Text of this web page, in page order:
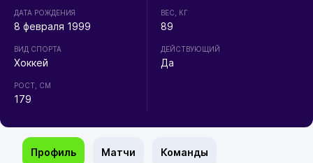
ДАТА РОЖДЕНИЯ
8 февраля 1999
ВИД СПОРТА
Хоккей
РОСТ, СМ
179
ВЕС, КГ
89
ДЕЙСТВУЮЩИЙ
Да
Профиль Матчи Команды